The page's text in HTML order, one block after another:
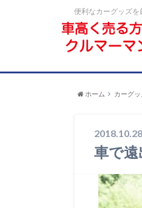
便利なカーグッズを
ホーム カーグッ
2018.10.28
車で